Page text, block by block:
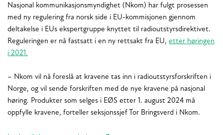
Nasjonal kommunikasjonsmyndighet (Nkom) har fulgt prosessen
med ny regulering fra norsk side i EU-kommisjonen gjennom
deltakelse i EUs ekspertgruppe knyttet til radioutstyrsdirektivet.
Reguleringen er nå fastsatt i en ny rettsakt fra EU, etter høringen
i 2021.
– Nkom vil nå foreslå at kravene tas inn i radioutstyrsforskriften i
Norge, og vil sende forskriften med de nye kravene på nasjonal
høring. Produkter som selges i EØS etter 1. august 2024 må
oppfylle kravene, forteller seksjonssjef Tor Bringsverd i Nkom.